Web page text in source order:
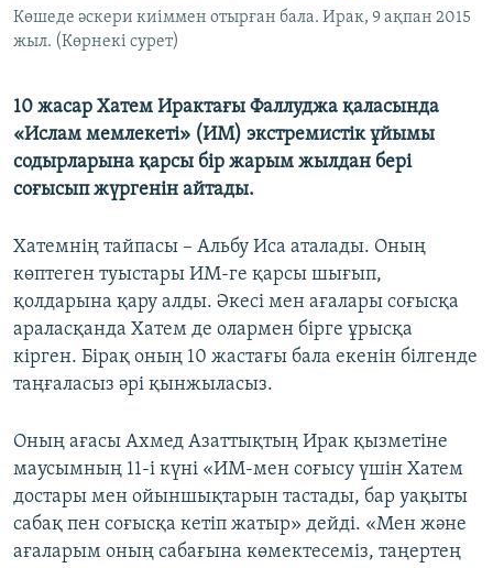
Басқа тілдерде
Көшеде әскери киіммен отырған бала. Ирак, 9 ақпан 2015
жыл. (Көрнекі сурет)
10 жасар Хатем Ирактағы Фаллуджа қаласында
«Ислам мемлекеті» (ИМ) экстремистік ұйымы
содырларына қарсы бір жарым жылдан бері
соғысып жүргенін айтады.
Хатемнің тайпасы – Альбу Иса аталады. Оның
көптеген туыстары ИМ-ге қарсы шығып,
қолдарына қару алды. Әкесі мен ағалары соғысқа
араласқанда Хатем де олармен бірге ұрысқа
кірген. Бірақ оның 10 жастағы бала екенін білгенде
таңғаласыз әрі қынжыласыз.
Оның ағасы Ахмед Азаттықтың Ирак қызметіне
маусымның 11-і күні «ИМ-мен соғысу үшін Хатем
достары мен ойыншықтарын тастады, бар уақыты
сабақ пен соғысқа кетіп жатыр» дейді. «Мен және
ағаларым оның сабағына көмектесеміз, таңертең